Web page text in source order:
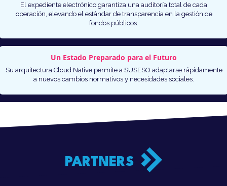
El expediente electrónico garantiza una auditoría total de cada
operación, elevando el estándar de transparencia en la gestión de
fondos públicos.
Un Estado Preparado para el Futuro
Su arquitectura Cloud Native permite a SUSESO adaptarse rápidamente
a nuevos cambios normativos y necesidades sociales.
PARTNERS